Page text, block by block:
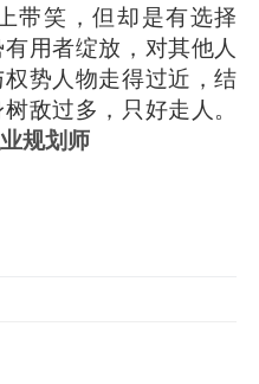
笑，但却是有选择
用者绽放，对其他人
势人物走得过近，结
敌过多，只好走人。
规划师